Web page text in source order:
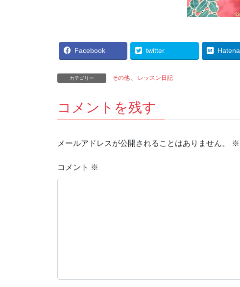
Facebook twitter Hatena
カテゴリー その他 レッスン日記
コメントを残す
メールアドレスが公開されることはありません。 ※
コメント ※